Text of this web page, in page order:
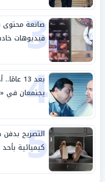
3
صانعة
فيديوهات
4 بعد 13
يجتمعان في
5
التصريح بدفن
كيميائية